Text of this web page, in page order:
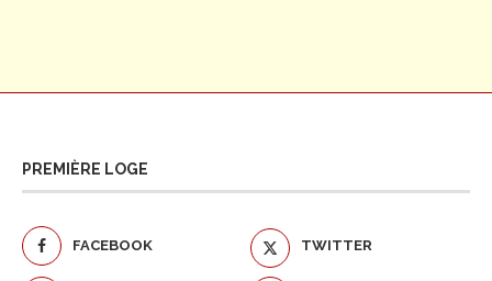
PREMIÈRE LOGE
FACEBOOK TWITTER